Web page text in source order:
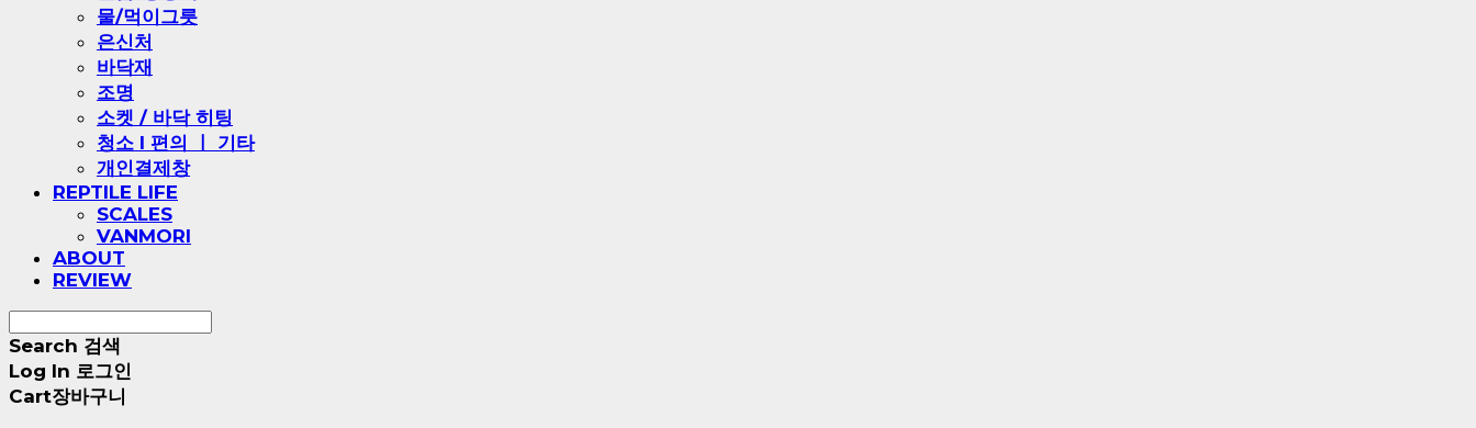
물/먹이그릇
은신처
바닥재
조명
소켓 / 바닥 히팅
청소 l 편의 ㅣ 기타
개인결제창
REPTILE LIFE
SCALES
VANMORI
ABOUT
REVIEW
Search 검색
Log In 로그인
Cart장바구니